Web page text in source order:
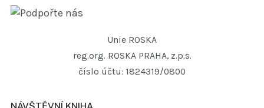
Unie ROSKA
reg.org. ROSKA PRAHA, z.p.s.
číslo účtu: 1824319/0800